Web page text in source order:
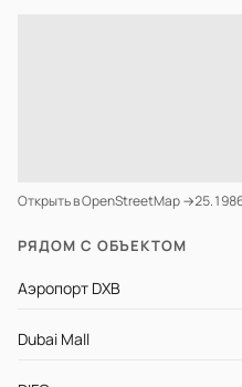
Открыть в OpenStreetMap →
РЯДОМ С ОБЪЕКТОМ
Аэропорт DXB
Dubai Mall